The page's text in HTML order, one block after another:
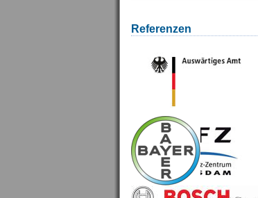
Referenzen